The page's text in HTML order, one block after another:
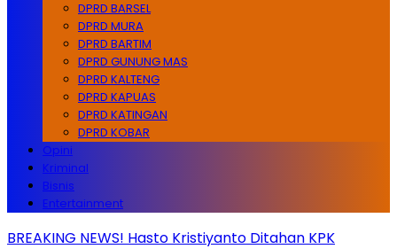
DPRD BARSEL
DPRD MURA
DPRD BARTIM
DPRD GUNUNG MAS
DPRD KALTENG
DPRD KAPUAS
DPRD KATINGAN
DPRD KOBAR
Opini
Kriminal
Bisnis
Entertainment
BREAKING NEWS! Hasto Kristiyanto Ditahan KPK